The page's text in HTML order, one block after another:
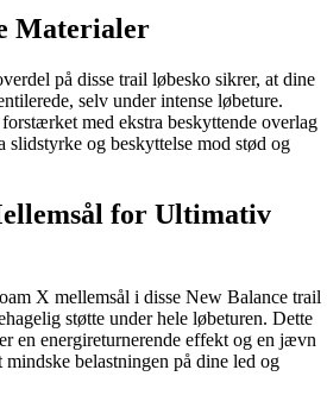
Materialer
på disse trail løbesko sikrer, at dine
selv under intense løbeture.
med ekstra beskyttende overlag
slidstyrke og beskyttelse mod stød og
for Ultimativ
X mellemsål i disse New Balance trail
støtte under hele løbeturen. Dette
en energireturnerende effekt og en jævn
belastningen på dine led og